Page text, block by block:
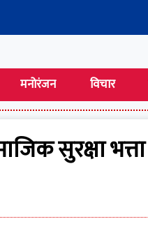
मनोरंजन विचार
सुरक्षा भत्ता